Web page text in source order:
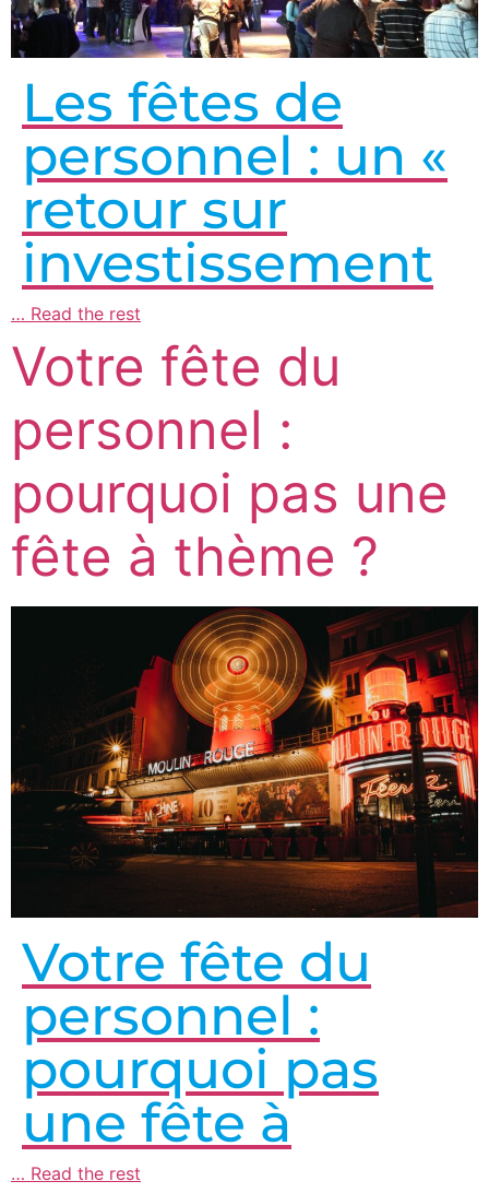
Les fêtes de
personnel : un «
retour sur
investissement
… Read the rest
Votre fête du
personnel :
pourquoi pas une
fête à thème ?
Votre fête du
personnel :
pourquoi pas
une fête à
… Read the rest